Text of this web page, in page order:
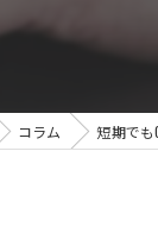
コラム 短期でも